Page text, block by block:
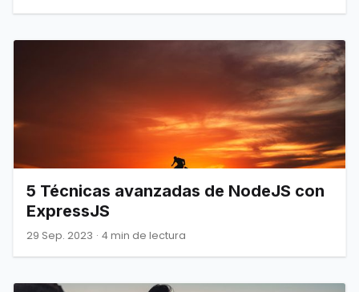
5 Técnicas avanzadas de NodeJS con
ExpressJS
29 Sep. 2023 · 4 min de lectura